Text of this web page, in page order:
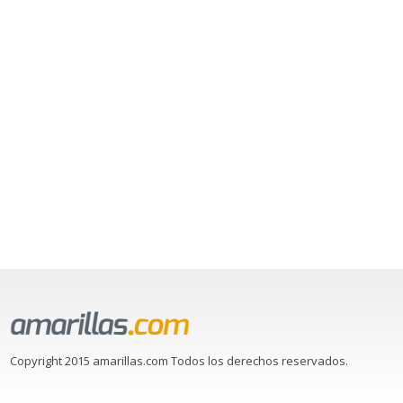
Copyright 2015 amarillas.com Todos los derechos reservados.